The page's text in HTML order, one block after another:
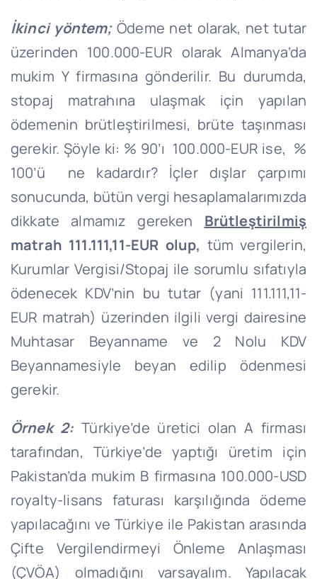
İkinci yöntem;Ödeme net olarak, net tutar
üzerinden 100.000-EUR olarak Almanya’da
mukim Y firmasına gönderilir. Bu durumda,
stopaj matrahına ulaşmak için yapılan
ödemenin brütleştirilmesi, brüte taşınması
gerekir. Şöyle ki: % 90’ı 100.000-EUR ise, %
100’ü ne kadardır? İçler dışlar çarpımı
sonucunda, bütün vergi hesaplamalarımızda
dikkate almamız gereken Brütleştirilmiş
matrah 111.111,11-EUR olup, tüm vergilerin,
Kurumlar Vergisi/Stopaj ile sorumlu sıfatıyla
ödenecek KDV’nin bu tutar (yani 111.111,11-
EUR matrah) üzerinden ilgili vergi dairesine
Muhtasar Beyanname ve 2 Nolu KDV
Beyannamesiyle beyan edilip ödenmesi
gerekir.
Örnek 2:Türkiye’de üretici olan A firması
tarafından, Türkiye’de yaptığı üretim için
Pakistan’da mukim B firmasına 100.000-USD
royalty-lisans faturası karşılığında ödeme
yapılacağını ve Türkiye ile Pakistan arasında
Çifte Vergilendirmeyi Önleme Anlaşması
(ÇVÖA) olmadığını varsayalım. Yapılacak